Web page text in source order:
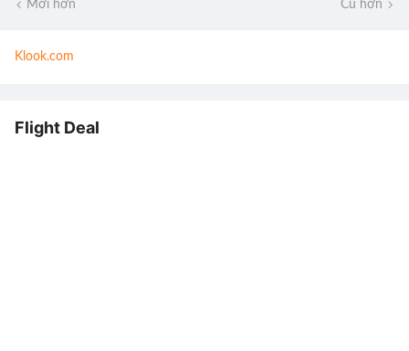
Mới hơn Cũ hơn
Klook.com
Flight Deal